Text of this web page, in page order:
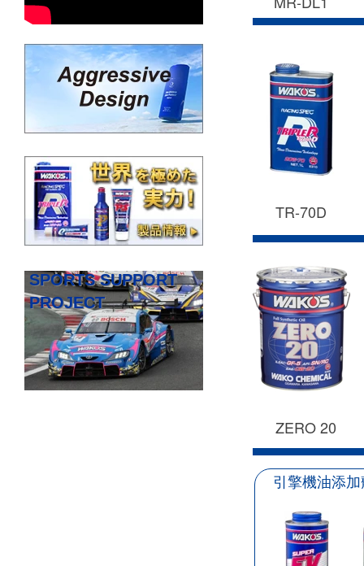
TR-70D
SPORTS SUPPORT
PROJECT
ZERO 20
引擎機油添加